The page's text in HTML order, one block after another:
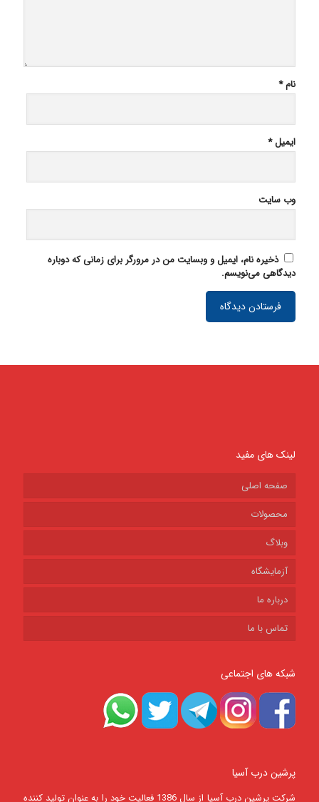
نام*
ایمیل*
وب‌ سایت
ذخیره نام، ایمیل و وبسایت من در مرورگر برای زمانی که دوباره
دیدگاهی می‌نویسم.
لینک های مفید
صفحه اصلی
محصولات
وبلاگ
آزمایشگاه
درباره ما
تماس با ما
شبکه های اجتماعی
پرشین درب آسیا
شرکت پرشين درب آسيا از سال 1386 فعالیت خود را به عنوان تولید کننده